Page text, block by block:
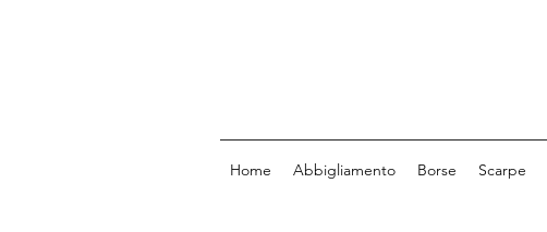
Home Abbigliamento Borse Scarpe